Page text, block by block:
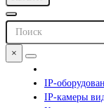
×
IP-
IP-камеры